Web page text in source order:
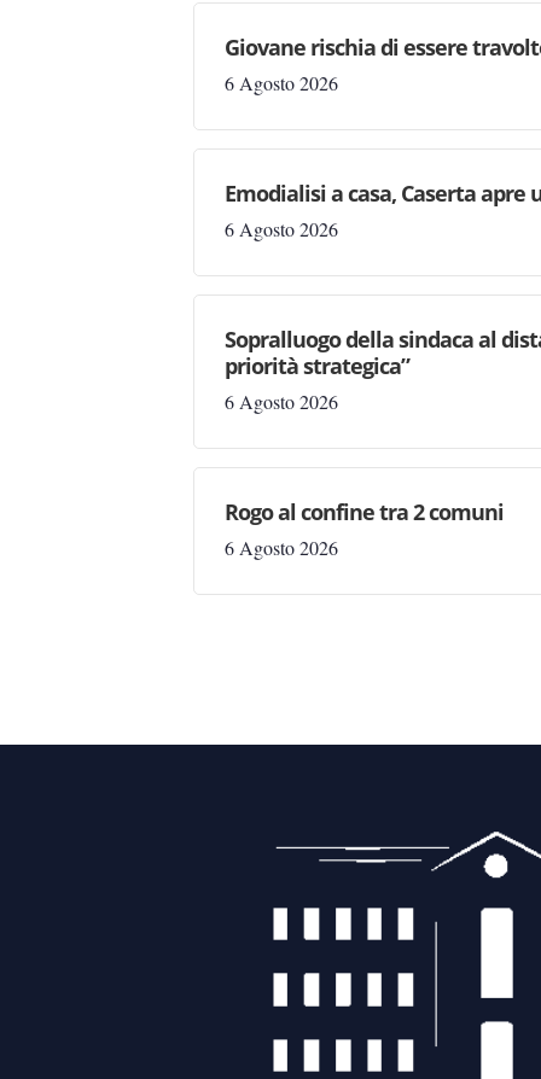
Giovane rischia di essere
6 Agosto 2026
Emodialisi a casa, Caserta apre
6 Agosto 2026
Sopralluogo della sindaca al
priorità strategica”
6 Agosto 2026
Rogo al confine tra 2 comuni
6 Agosto 2026